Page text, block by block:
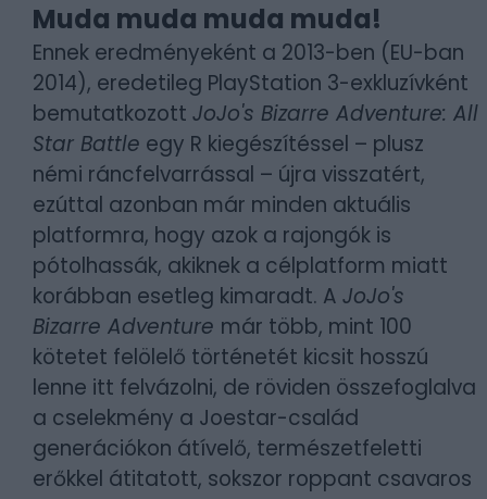
Muda muda muda muda!
Ennek eredményeként a 2013-ben (EU-ban
2014), eredetileg PlayStation 3-exkluzívként
bemutatkozott JoJo's Bizarre Adventure: All
Star Battle egy R kiegészítéssel – plusz
némi ráncfelvarrással – újra visszatért,
ezúttal azonban már minden aktuális
platformra, hogy azok a rajongók is
pótolhassák, akiknek a célplatform miatt
korábban esetleg kimaradt. A JoJo's
Bizarre Adventure már több, mint 100
kötetet felölelő történetét kicsit hosszú
lenne itt felvázolni, de röviden összefoglalva
a cselekmény a Joestar-család
generációkon átívelő, természetfeletti
erőkkel átitatott, sokszor roppant csavaros